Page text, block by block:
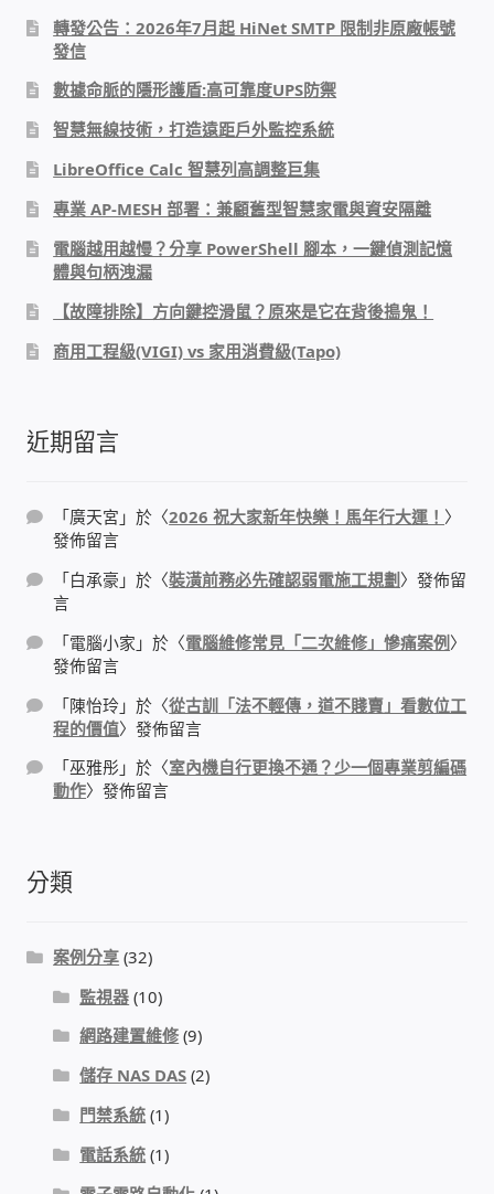
轉發公告：2026年7月起 HiNet SMTP 限制非原廠帳號
發信
數據命脈的隱形護盾:高可靠度UPS防禦
智慧無線技術，打造遠距戶外監控系統
LibreOffice Calc 智慧列高調整巨集
專業 AP-MESH 部署：兼顧舊型智慧家電與資安隔離
電腦越用越慢？分享 PowerShell 腳本，一鍵偵測記憶
體與句柄洩漏
【故障排除】方向鍵控滑鼠？原來是它在背後搗鬼！
商用工程級(VIGI) vs 家用消費級(Tapo)
近期留言
「廣天宮 」於〈2026 祝大家新年快樂！馬年行大運！ 〉
發佈留言
「白承豪 」於〈裝潢前務必先確認弱電施工規劃〉發佈留
言
「電腦小家 」於〈電腦維修常見「二次維修」慘痛案例〉
發佈留言
「陳怡玲 」於〈從古訓「法不輕傳，道不賤賣」看數位工
程的價值〉發佈留言
「巫雅彤 」於〈室內機自行更換不通？少一個專業剪編碼
動作〉發佈留言
分類
案例分享 (32)
監視器 (10)
網路建置維修 (9)
儲存 NAS DAS (2)
門禁系統 (1)
電話系統 (1)